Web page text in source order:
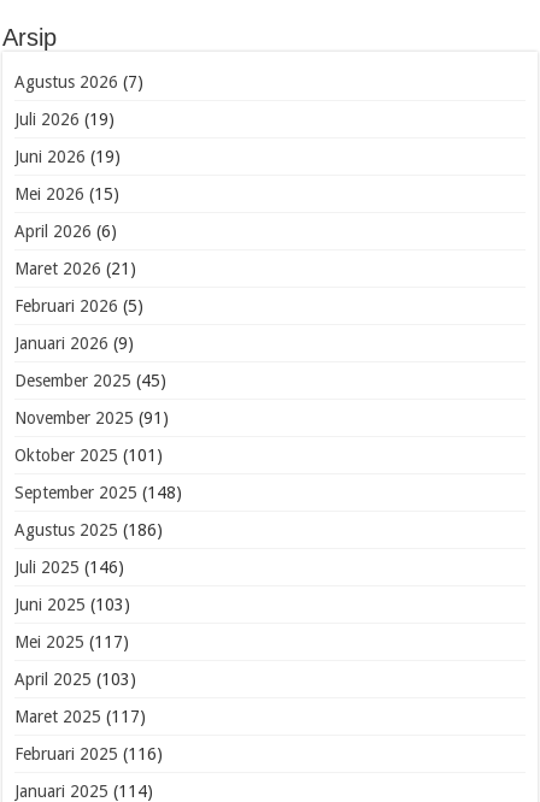
Arsip
Agustus 2026 (7)
Juli 2026 (19)
Juni 2026 (19)
Mei 2026 (15)
April 2026 (6)
Maret 2026 (21)
Februari 2026 (5)
Januari 2026 (9)
Desember 2025 (45)
November 2025 (91)
Oktober 2025 (101)
September 2025 (148)
Agustus 2025 (186)
Juli 2025 (146)
Juni 2025 (103)
Mei 2025 (117)
April 2025 (103)
Maret 2025 (117)
Februari 2025 (116)
Januari 2025 (114)